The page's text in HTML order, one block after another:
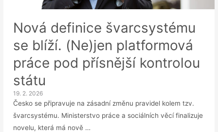
Nová definice švarcsystému
se blíží. (Ne)jen platformová
práce pod přísnější kontrolou
státu
19. 2. 2026
Česko se připravuje na zásadní změnu pravidel kolem tzv.
švarcsystému. Ministerstvo práce a sociálních věcí finalizuje
novelu, která má nově …